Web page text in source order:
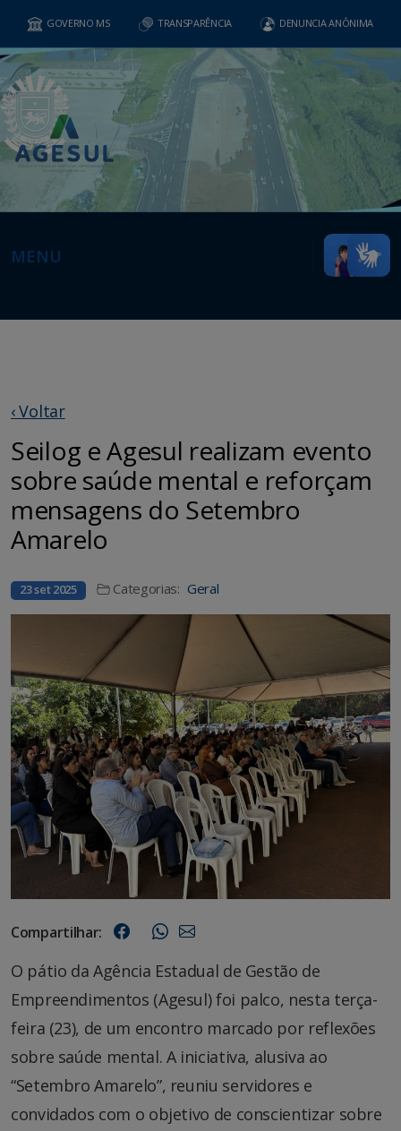
GOVERNO MS TRANSPARÊNCIA DENUNCIA ANÔNIMA
MENU
‹ Voltar
Seilog e Agesul realizam evento
sobre saúde mental e reforçam
mensagens do Setembro
Amarelo
23 set 2025 Categorias: Geral
Compartilhar:
O pátio da Agência Estadual de Gestão de
Empreendimentos (Agesul) foi palco, nesta terça-
feira (23), de um encontro marcado por reflexões
sobre saúde mental. A iniciativa, alusiva ao
“Setembro Amarelo”, reuniu servidores e
convidados com o objetivo de conscientizar sobre